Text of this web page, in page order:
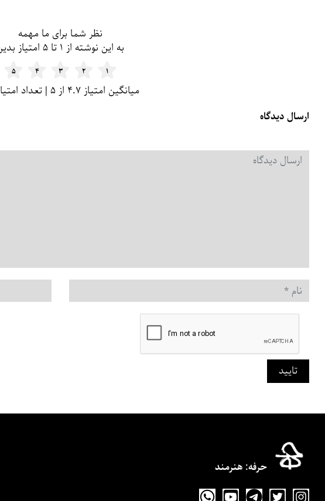
نظر شما برای ما مهمه
به این نوشته از ۱ تا ۵ امتیاز بدین
۵ ۴ ۳ ۲ ۱
میانگین امتیاز ۴.۷ از ۵ | تعداد امتیاز: ۱۸
ارسال دیدگاه
دیدگاه شما*
نام
تایید
حرفه‌: هنرمند